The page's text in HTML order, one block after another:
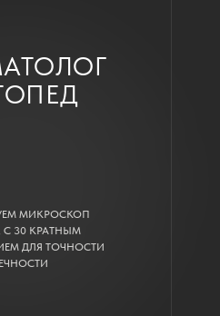
МИКРОСКОП
С 30 КРАТНЫМ
ДЛЯ ТОЧНОСТИ